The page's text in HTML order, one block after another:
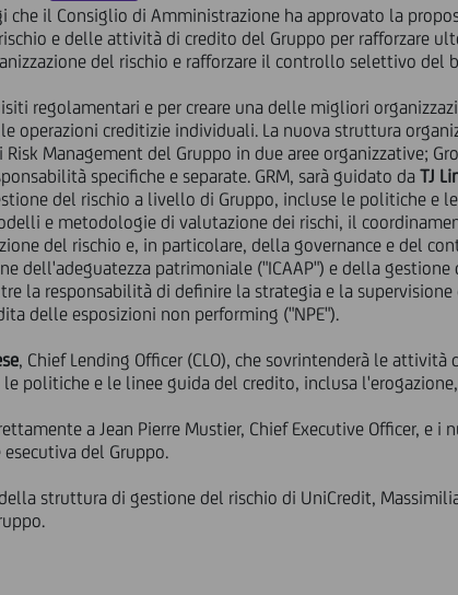
che il Consiglio di Amministrazione ha approvato la
e delle attività di credito del Gruppo per rafforzare
del rischio e rafforzare il controllo selettivo del
regolamentari e per creare una delle migliori
operazioni creditizie individuali. La nuova struttura
Management del Gruppo in due aree organizzative;
specifiche e separate. GRM, sarà guidato daTJ
del rischio a livello di Gruppo, incluse le politiche e
e metodologie di valutazione dei rischi, il
del rischio e, in particolare, della governance e del
dell'adeguatezza patrimoniale ("ICAAP") e della
la responsabilità di definire la strategia e la
delle esposizioni non performing ("NPE").
, Chief Lending Officer (CLO), che sovrintenderà le
politiche e le linee guida del credito, inclusa
a Jean Pierre Mustier, Chief Executive Officer, e i
del Gruppo.
struttura di gestione del rischio di UniCredit,